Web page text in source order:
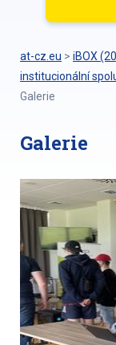
at-cz.eu > iBOX
institucionální
Galerie
Galerie